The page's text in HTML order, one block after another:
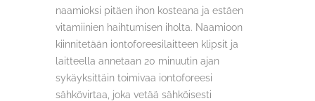
naamioksi pitäen ihon kosteana ja estäen
vitamiinien haihtumisen iholta. Naamioon
kiinnitetään iontoforeesilaitteen klipsit ja
laitteella annetaan 20 minuutin ajan
sykäyksittäin toimivaa iontoforeesi
sähkövirtaa, joka vetää sähköisesti